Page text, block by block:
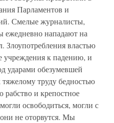
Парламентов и
Смелые журналисты,
ежедневно нападают на
Злоупотребления властью
учреждения к падению, и
ударами обезумевшей
труду бедностью
рабство и крепостное
освободиться, могли с
не оторвутся. Мы